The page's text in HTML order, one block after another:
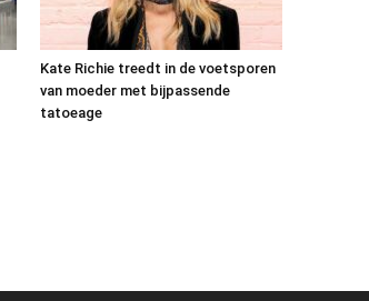
Kate Richie treedt in de voetsporen
van moeder met bijpassende
tatoeage